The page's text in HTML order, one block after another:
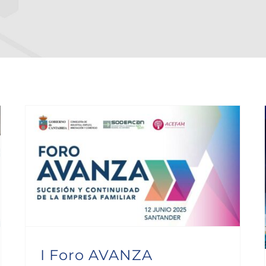
I Foro AVANZA